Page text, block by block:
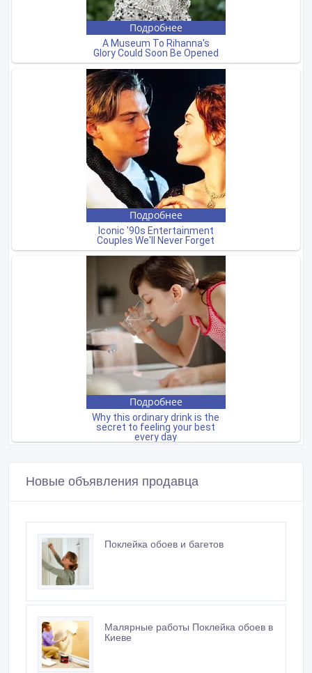
Новые объявления продавца
Поклейка обоев и багетов
Малярные работы Поклейка обоев в
Киеве